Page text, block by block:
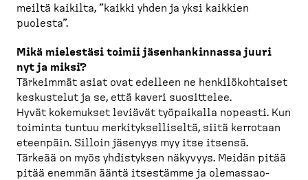
meiltä kaikilta, ”kaikki yhden ja yksi kaikkien
puolesta”.
Mikä mielestäsi toimii jäsenhan­kinnassa juuri
nyt ja miksi?
Tärkeimmät asiat ovat edelleen ne henkilö­koh­taiset
keskustelut ja se, että kaveri suosittelee.
Hyvät kokemukset leviävät työpaikalla nopeasti. Kun
toiminta tuntuu merkityk­sel­liseltä, siitä kerrotaan
eteenpäin. Silloin jäsenyys myy itse itsensä.
Tärkeää on myös yhdistyksen näkyvyys. Meidän pitää
pitää enemmän ääntä itsestämme ja olemas­sao­